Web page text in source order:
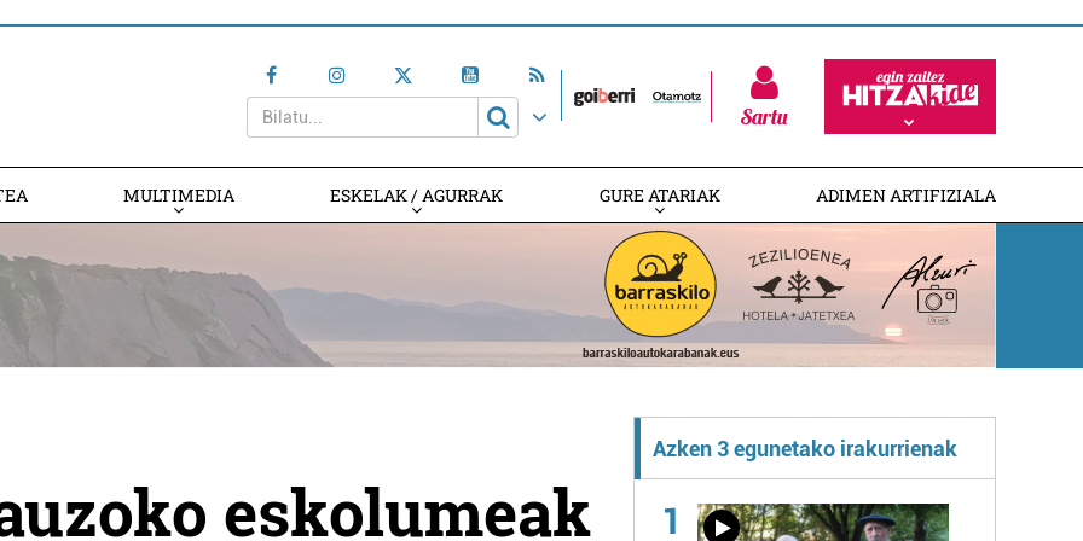
Sartu
MULTIMEDIA ESKELAK / AGURRAK GURE ATARIAK ADIMEN ARTIFIZIALA
eskolumeak
Azken 3 egunetako irakurrienak
1